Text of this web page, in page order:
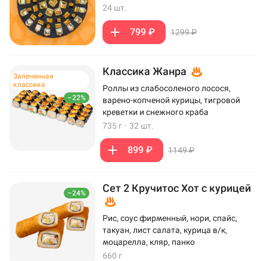
24 шт.
799 ₽ 1299 ₽
–22%
Запеченная
классика
Классика Жанра
Роллы из слабосоленого лосося,
варено-копченой курицы, тигровой
креветки и снежного краба
735 г · 32 шт.
899 ₽ 1149 ₽
–24% Сет 2 Кручитос Хот с курицей
Рис, соус фирменный, нори, спайс,
такуан, лист салата, курица в/к,
моцарелла, кляр, панко
660 г